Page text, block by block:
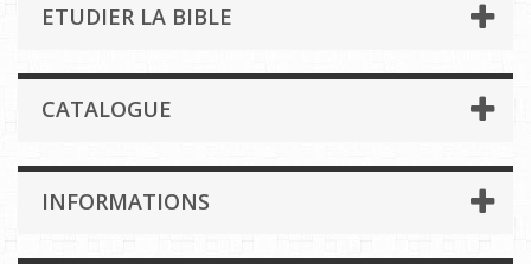
ETUDIER LA BIBLE
CATALOGUE
INFORMATIONS